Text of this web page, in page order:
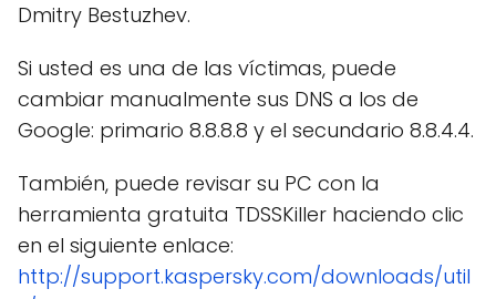
Dmitry Bestuzhev.
Si usted es una de las víctimas, puede
cambiar manualmente sus DNS a los de
Google: primario 8.8.8.8 y el secundario 8.8.4.4.
También, puede revisar su PC con la
herramienta gratuita TDSSKiller haciendo clic
en el siguiente enlace:
http://support.kaspersky.com/downloads/util